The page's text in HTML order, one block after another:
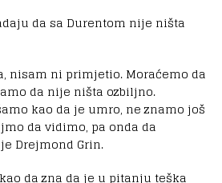
da sa Durentom nije ništa
nisam ni primjetio. Moraćemo da
da nije ništa ozbiljno.
kao da je umro, ne znamo još
da vidimo, pa onda da
Drejmond Grin.
da zna da je u pitanju teška